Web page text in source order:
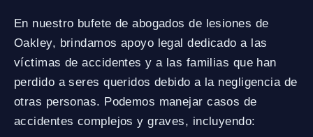
En nuestro bufete de abogados de lesiones de
Oakley, brindamos apoyo legal dedicado a las
víctimas de accidentes y a las familias que han
perdido a seres queridos debido a la negligencia de
otras personas. Podemos manejar casos de
accidentes complejos y graves, incluyendo: